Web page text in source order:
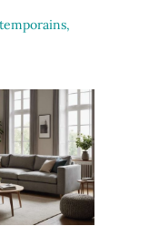
répondra à vos
la qualité
heures.
,